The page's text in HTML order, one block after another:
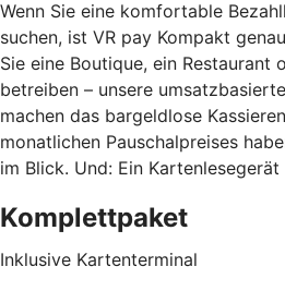
Wenn Sie eine komfortable
suchen, ist VR pay Kompakt
Sie eine Boutique, ein Restaurant
betreiben – unsere
machen das bargeldlose
monatlichen Pauschalpreises
im Blick. Und: Ein
Komplettpaket
Inklusive Kartenterminal